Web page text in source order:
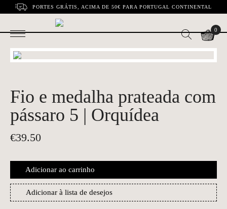
PORTES GRÁTIS, ACIMA DE 50€ PARA PORTUGAL CONTINENTAL
0
Fio e medalha prateada com
pássaro 5 | Orquídea
€39.50
Adicionar ao carrinho
Adicionar à lista de desejos